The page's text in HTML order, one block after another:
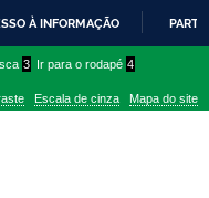
À INFORMAÇÃO
3 Ir para o rodapé 4
Escala de cinza Mapa do site